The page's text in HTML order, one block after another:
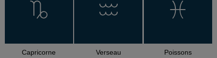
Capricorne Verseau Poissons